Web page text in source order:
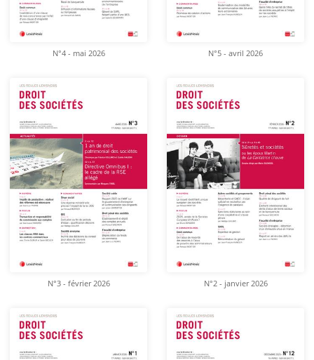
N°4 - mai 2026 N°5 - avril 2026
N°3 - février 2026 N°2 - janvier 2026